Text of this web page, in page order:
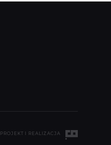
PROJEKT I REALIZACJA